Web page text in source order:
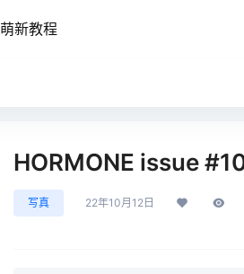
萌新教程
HORMONE issue
写真 22年10月12日